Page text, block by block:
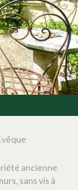
ancienne
sans vis à